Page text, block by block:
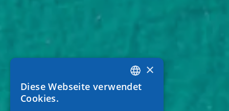
GREEK
×
Diese Webseite verwendet
Cookies.